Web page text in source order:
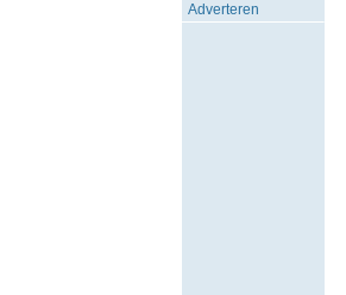
Adverteren